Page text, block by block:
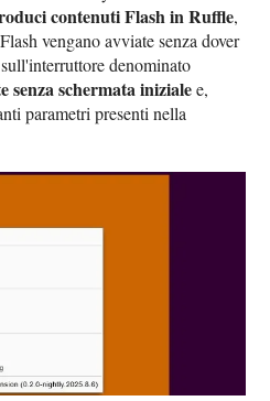
contenuti Flash in Ruffle,
vengano avviate senza dover
denominato
senza schermata inizialee,
parametri presenti nella